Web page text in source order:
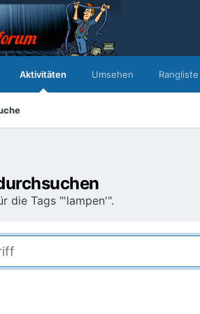
Aktivitäten Umsehen Rangliste
die Tags "'lampen'".